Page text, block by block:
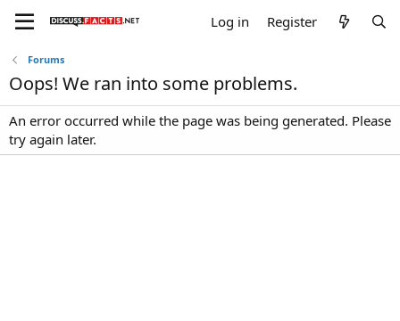
Log in Register
Forums
Oops! We ran into some problems.
An error occurred while the page was being generated. Please
try again later.